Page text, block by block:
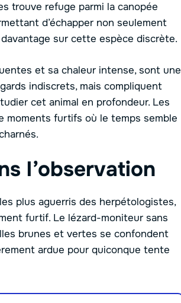
trouve refuge parmi la canopée
d’échapper non seulement
sur cette espèce discrète.
et sa chaleur intense, sont une
indiscrets, mais compliquent
cet animal en profondeur. Les
moments furtifs où le temps semble
l’observation
plus aguerris des herpétologistes,
furtif. Le lézard-moniteur sans
brunes et vertes se confondent
ardue pour quiconque tente